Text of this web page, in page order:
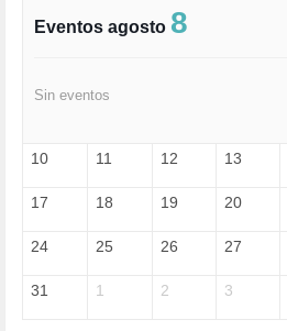
FELICIDAD (1)
FRANCISCO (5)
GUERRA (133)
HUMOR (1)
IA (1)
INMIGRACIÓN (145)
Eventos agosto 8
Sin eventos
10 11 12 13
17 18 19 20
24 25 26 27
31 1 2 3